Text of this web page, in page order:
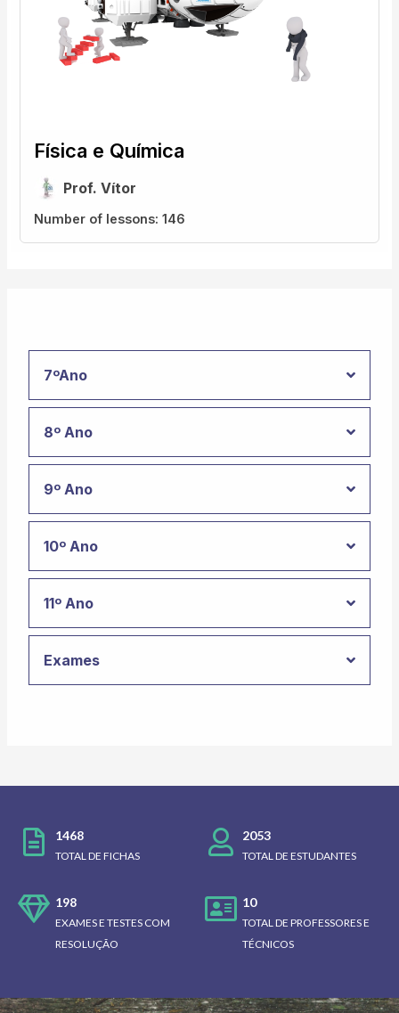
7ºAno
8º Ano
9º Ano
10º Ano
11º Ano
Exames
Física e Química
Prof. Vítor
Number of lessons:146
1468
TOTAL DE FICHAS
2053
TOTAL DE ESTUDANTES
198
EXAMES E TESTES COM
RESOLUÇÃO
10
TOTAL DE PROFESSORES E
TÉCNICOS